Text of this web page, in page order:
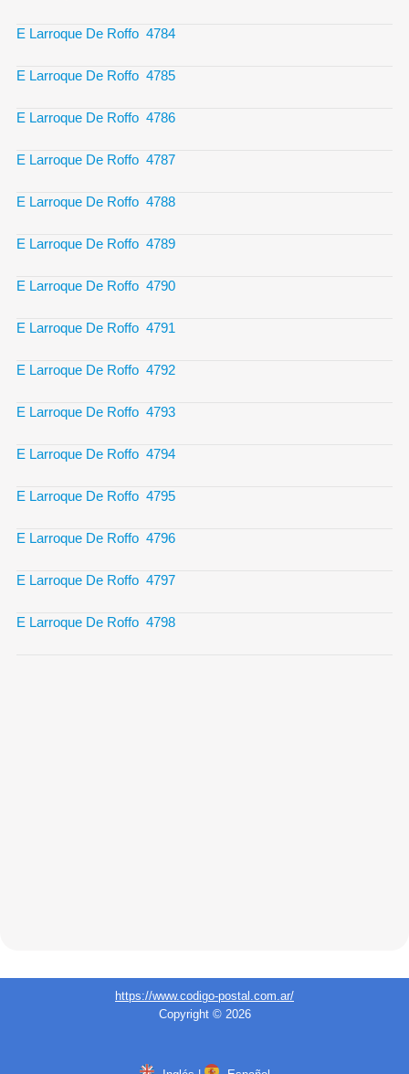
E Larroque De Roffo 4784
E Larroque De Roffo 4785
E Larroque De Roffo 4786
E Larroque De Roffo 4787
E Larroque De Roffo 4788
E Larroque De Roffo 4789
E Larroque De Roffo 4790
E Larroque De Roffo 4791
E Larroque De Roffo 4792
E Larroque De Roffo 4793
E Larroque De Roffo 4794
E Larroque De Roffo 4795
E Larroque De Roffo 4796
E Larroque De Roffo 4797
E Larroque De Roffo 4798
https://www.codigo-postal.com.ar/
Copyright © 2026